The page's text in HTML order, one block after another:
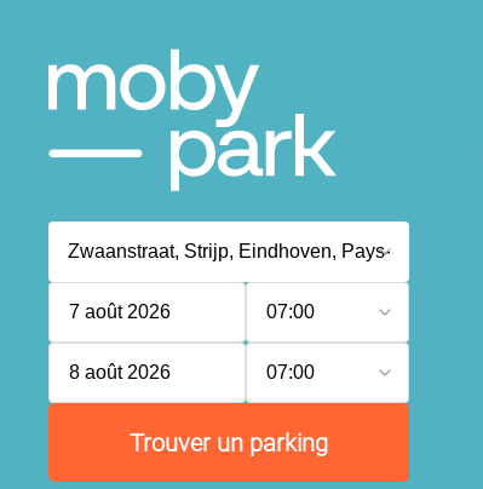
7 août 2026 07:00
8 août 2026 07:00
Trouver un parking